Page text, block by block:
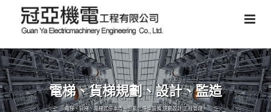
電梯、貨梯規劃、設計、監造
電梯、貨梯、電梯式停車塔、智能化停車設備,規劃設計,工程管理。